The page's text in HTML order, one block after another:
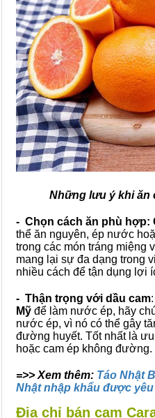
Những lưu ý khi ăn
- Chọn cách ăn phù hợp:
thể ăn nguyên, ép nước
trong các món tráng miệng
mang lại sự đa dạng trong
nhiều cách để tận dụng lợi
- Thận trọng với dầu cam
Mỹ để làm nước ép, hãy
nước ép, vì nó có thể gây
đường huyết. Tốt nhất là
hoặc cam ép không đường.
=>> Xem thêm: Táo Nhật
Nhật nhập khẩu được
Địa chỉ bán cam